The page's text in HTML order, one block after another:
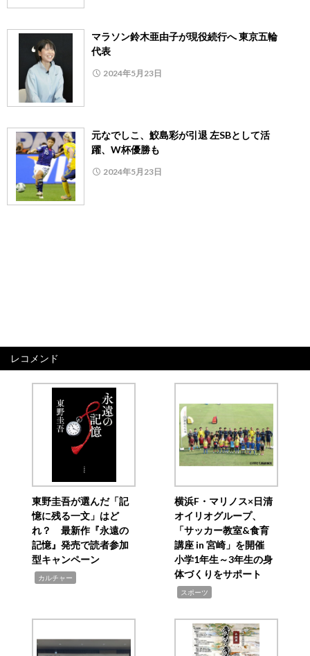
マラソン鈴木亜由子が現役続行へ 東京五輪
代表
2024年5月23日
元なでしこ、鮫島彩が引退 左SBとして活
躍、W杯優勝も
2024年5月23日
レコメンド
東野圭吾が選んだ「記
憶に残る一文」はど
れ？ 最新作『永遠の
記憶』発売で読者参加
型キャンペーン
カルチャー
横浜F・マリノス×日清
オイリオグループ、
「サッカー教室&食育
講座 in 宮崎」を開催
小学1年生～3年生の身
体づくりをサポート
スポーツ